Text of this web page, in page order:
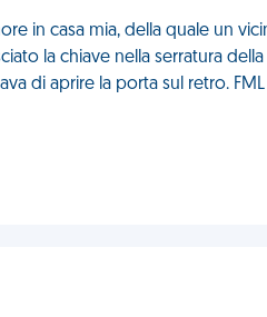
in casa mia, della quale un
la chiave nella serratura
di aprire la porta sul retro. FML